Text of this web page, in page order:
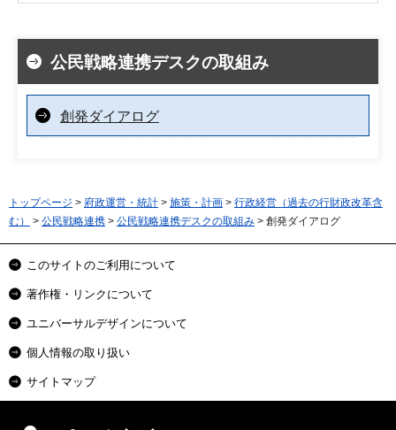
公民戦略連携デスクの取組み
創発ダイアログ
トップページ > 府政運営・統計 > 施策・計画 > 行政経営（過去の行財政改革含
む）
> 公民戦略連携 > 公民戦略連携デスクの取組み > 創発ダイアログ
このサイトのご利用について
著作権・リンクについて
ユニバーサルデザインについて
個人情報の取り扱い
サイトマップ